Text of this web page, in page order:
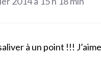
à un point !!!